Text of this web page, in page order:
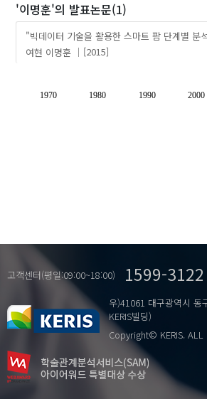
'이명훈'의 발표논문(1)
"빅데이터 기술을 활용한 스마트 팜 단계별 분
여현 이명훈 [2015]
1970 1980 1990 2000
고객센터(평일:09:00~18:00) 1599-3122
우)41061 대구광역시 동
KERIS빌딩)
Copyright© KERIS. ALL